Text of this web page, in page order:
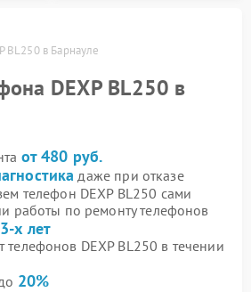
BL250 в Барнауле
DEXP BL250 в
от 480 руб.
даже при отказе
телефон DEXP BL250 сами
работы по ремонту телефонов
х лет
DEXP BL250 в течении
20%